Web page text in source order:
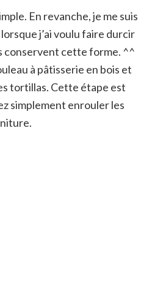
En revanche, je me suis
j’ai voulu faire durcir
conservent cette forme. ^^
à pâtisserie en bois et
tortillas. Cette étape est
simplement enrouler les